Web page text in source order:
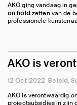
AKO ging vandaag in
on holdzetten van de
professionele
AKO is
12 Oct 2022 Beleid
AKO is verontwaardig
projectsubsidies in zijn